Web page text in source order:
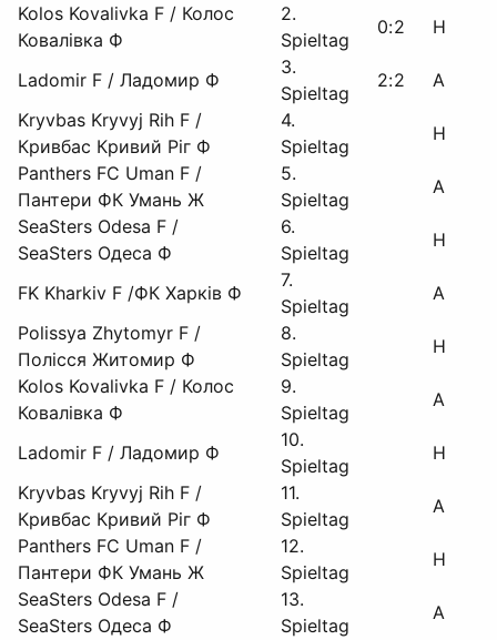
Kolos Kovalivka F / Колос
Ковалівка Ф
2.
Spieltag
0:2 H
Ladomir F / Ладомир Ф
3.
Spieltag
2:2
A
Kryvbas Kryvyj Rih F /
Кривбас Кривий Ріг Ф
4.
Spieltag
H
Panthers FC Uman F /
Пантери ФК Умань Ж
5.
Spieltag
A
SeaSters Odesa F /
SeaSters Одеса Ф
6.
Spieltag
H
FK Kharkiv F /ФК Харків Ф
7.
Spieltag
A
Polissya Zhytomyr F /
Полісся Житомир Ф
8.
Spieltag
H
Kolos Kovalivka F / Колос
Ковалівка Ф
9.
Spieltag
A
Ladomir F / Ладомир Ф
10.
Spieltag
H
Kryvbas Kryvyj Rih F /
Кривбас Кривий Ріг Ф
11.
Spieltag
A
Panthers FC Uman F /
Пантери ФК Умань Ж
12.
Spieltag
H
SeaSters Odesa F /
SeaSters Одеса Ф
13.
Spieltag
A